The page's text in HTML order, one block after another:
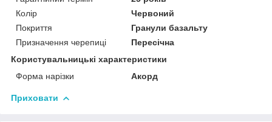
Колір
Червоний
Покриття
Гранули базальту
Призначення черепиці
Пересічна
Користувальницькі характеристики
Форма нарізки
Акорд
Приховати